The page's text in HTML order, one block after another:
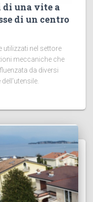
di una vite a
di un centro
utilizzati nel settore
meccaniche che
da diversi